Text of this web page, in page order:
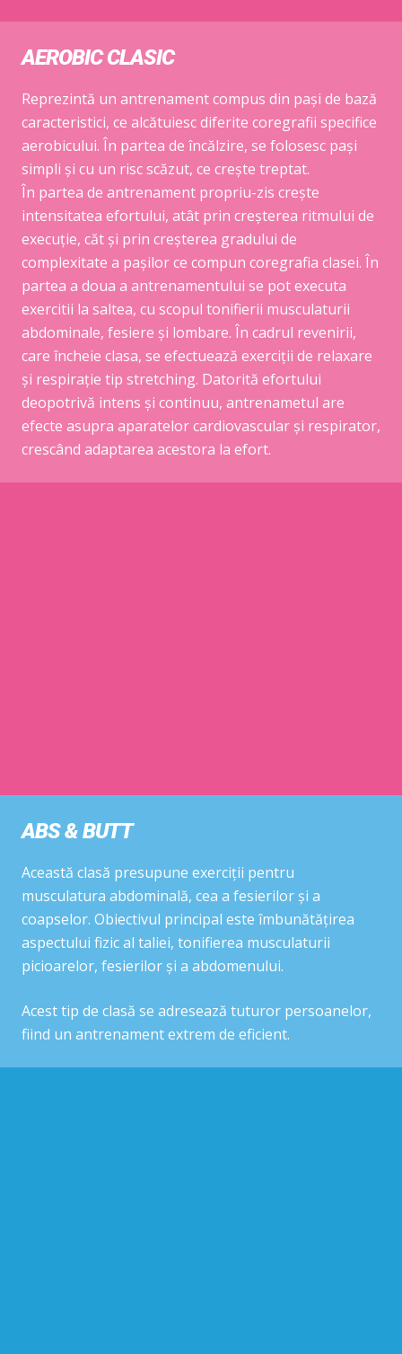
AEROBIC CLASIC
Reprezintă un antrenament compus din pași de bază
caracteristici, ce alcătuiesc diferite coregrafii specifice
aerobicului. În partea de încălzire, se folosesc pași
simpli și cu un risc scăzut, ce crește treptat.
În partea de antrenament propriu-zis crește
intensitatea efortului, atât prin creșterea ritmului de
execuție, căt și prin creșterea gradului de
complexitate a pașilor ce compun coregrafia clasei. În
partea a doua a antrenamentului se pot executa
exercitii la saltea, cu scopul tonifierii musculaturii
abdominale, fesiere și lombare. În cadrul revenirii,
care încheie clasa, se efectuează exerciții de relaxare
și respirație tip stretching. Datorită efortului
deopotrivă intens și continuu, antrenametul are
efecte asupra aparatelor cardiovascular și respirator,
crescând adaptarea acestora la efort.
ABS & BUTT
Această clasă presupune exerciții pentru
musculatura abdominală, cea a fesierilor și a
coapselor. Obiectivul principal este îmbunătățirea
aspectului fizic al taliei, tonifierea musculaturii
picioarelor, fesierilor și a abdomenului.
Acest tip de clasă se adresează tuturor persoanelor,
fiind un antrenament extrem de eficient.